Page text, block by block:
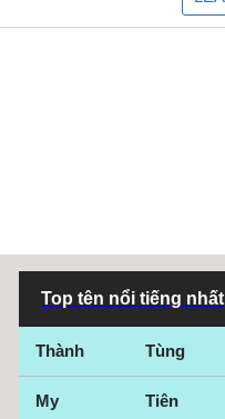
Top tên nổi tiếng nhất
Thành Tùng
My Tiên